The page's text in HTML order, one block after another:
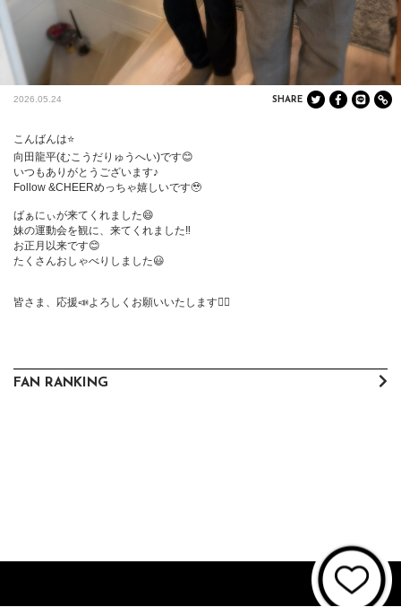
2026.05.24 SHARE
こんばんは⭐️
向田龍平(むこうだりゅうへい)です😊
いつもありがとうございます♪
Follow &CHEERめっちゃ嬉しいです🥹
ばぁにぃが来てくれました😄
妹の運動会を観に、来てくれました‼️
お正月以来です😊
たくさんおしゃべりしました😃
皆さま、応援📣よろしくお願いいたします🙇‍♀️
FAN RANKING
個人情報保護方針